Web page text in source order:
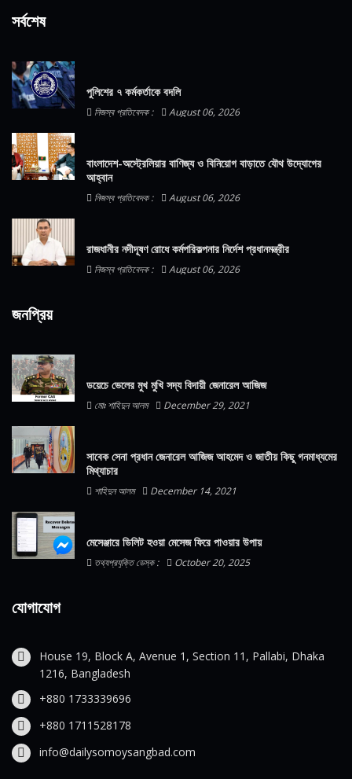
সর্বশেষ
পুলিশের ৭ কর্মকর্তাকে বদলি
নিজস্ব প্রতিবেদক : August 06, 2026
বাংলাদেশ-অস্ট্রেলিয়ার বাণিজ্য ও বিনিয়োগ বাড়াতে যৌথ উদ্যোগের
আহ্বান
নিজস্ব প্রতিবেদক : August 06, 2026
রাজধানীর নদীদূষণ রোধে কর্মপরিকল্পনার নির্দেশ প্রধানমন্ত্রীর
নিজস্ব প্রতিবেদক : August 06, 2026
জনপ্রিয়
ডয়েচে ভেলের মুখ মুখি সদ্য বিদায়ী জেনারেল আজিজ
মোঃ শাহিদুন আলম December 29, 2021
সাবেক সেনা প্রধান জেনারেল আজিজ আহমেদ ও জাতীয় কিছু গনমাধ্যমের
মিথ্যাচার
শাহিদুন আলম December 14, 2021
মেসেঞ্জারে ডিলিট হওয়া মেসেজ ফিরে পাওয়ার উপায়
তথ্যপ্রযুক্তি ডেস্ক : October 20, 2025
যোগাযোগ
House 19, Block A, Avenue 1, Section 11, Pallabi, Dhaka
1216, Bangladesh
+880 1733339696
+880 1711528178
info@dailysomoysangbad.com